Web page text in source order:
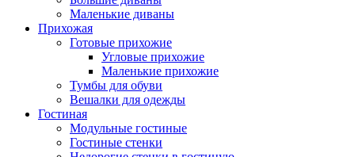
Маленькие диваны
Прихожая
Готовые прихожие
Угловые прихожие
Маленькие прихожие
Тумбы для обуви
Вешалки для одежды
Гостиная
Модульные гостиные
Гостиные стенки